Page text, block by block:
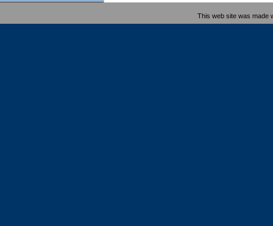
This web site was made